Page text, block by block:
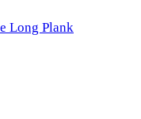
Long Plank